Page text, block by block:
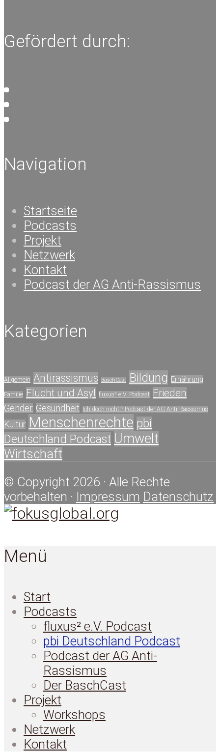
Gefördert durch:
Navigation
Startseite
Podcasts
Projekt
Netzwerk
Kontakt
Podcast der AG Anti-Rassismus
Kategorien
Allgemein Antirassismus BaschCast Bildung Ernährung
Familie Flucht und Asyl fluxus² e.V. Podcast Frieden
Gender Gesundheit Ich doch nicht!? Podcast der AG Anti-Rassismus
Kultur Menschenrechte pbi
Deutschland Podcast Umwelt
Wirtschaft
© Copyright 2026 · Alle Rechte
vorbehalten · Impressum Datenschutz
Menü
Start
Podcasts
fluxus² e.V. Podcast
pbi Deutschland Podcast
Podcast der AG Anti-
Rassismus
Der BaschCast
Projekt
Workshops
Netzwerk
Kontakt